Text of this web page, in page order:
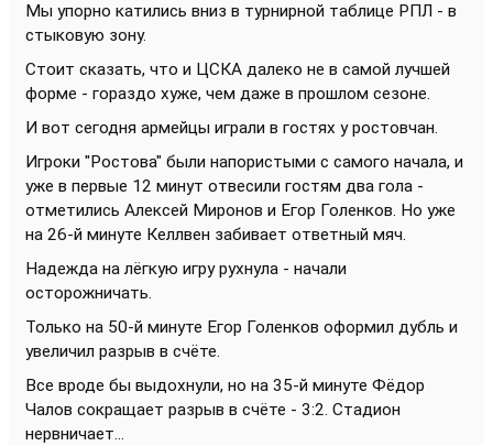
Мы упорно катились вниз в турнирной таблице РПЛ - в
стыковую зону.
Стоит сказать, что и ЦСКА далеко не в самой лучшей
форме - гораздо хуже, чем даже в прошлом сезоне.
И вот сегодня армейцы играли в гостях у ростовчан.
Игроки "Ростова" были напористыми с самого начала, и
уже в первые 12 минут отвесили гостям два гола -
отметились Алексей Миронов и Егор Голенков. Но уже
на 26-й минуте Келлвен забивает ответный мяч.
Надежда на лёгкую игру рухнула - начали
осторожничать.
Только на 50-й минуте Егор Голенков оформил дубль и
увеличил разрыв в счёте.
Все вроде бы выдохнули, но на 35-й минуте Фёдор
Чалов сокращает разрыв в счёте - 3:2. Стадион
нервничает...